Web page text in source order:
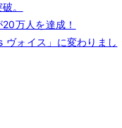
。
万人を達成！
ォイス」に変わりまし